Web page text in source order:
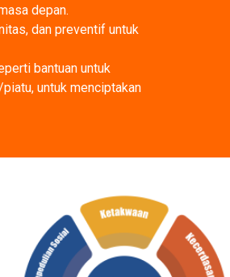
depan.
dan preventif untuk
bantuan untuk
untuk menciptakan